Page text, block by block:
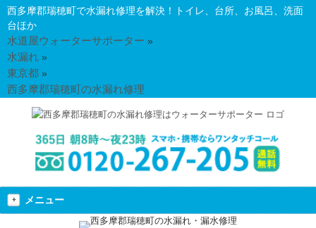
西多摩郡瑞穂町で水漏れ修理を解決！トイレ、台所、お風呂、洗面
台ほか
水道屋ウォーターサポーター »
水漏れ »
東京都 »
西多摩郡瑞穂町の水漏れ修理
メニュー